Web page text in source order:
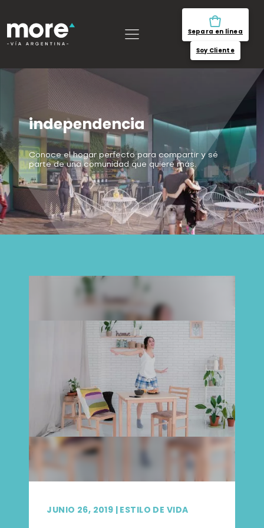
Separa en línea
Soy Cliente
independencia
Conoce el hogar perfecto para compartir y sé
parte de una comunidad que quiere más.
JUNIO 26, 2019 | ESTILO DE VIDA